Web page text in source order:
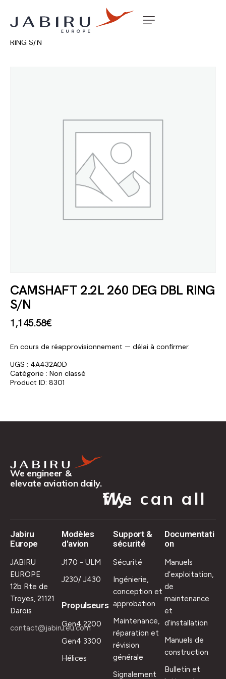
Accueil Non classé
RING S/N
CAMSHAFT 2.2L 260 DEG DBL RING
S/N
1,145.58€
En cours de réapprovisionnement — délai à confirmer.
UGS : 4A432A0D
Catégorie : Non classé
Product ID: 8301
We engineer &
elevate aviation daily.
We can all fly.
Jabiru
Europe
JABIRU
EUROPE
12b Rte de
Troyes, 21121
Darois
contact@jabiru.eu.com
Modèles
d'avion
J170 - ULM
J230/ J430
Propulseurs
Gen4 2200
Gen4 3300
Hélices
Support &
sécurité
Sécurité
Ingénierie,
conception et
approbation
Maintenance,
réparation et
révision
générale
Signalement
Documentati
on
Manuels
d’exploitation,
de
maintenance
et
d’installation
Manuels de
construction
Bulletin et